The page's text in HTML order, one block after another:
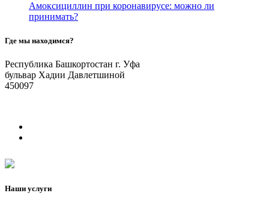
Амоксициллин при коронавирусе: можно ли
принимать?
Где мы находимся?
Республика Башкортостан г. Уфа
бульвар Хадии Давлетшиной
450097
Наши услуги